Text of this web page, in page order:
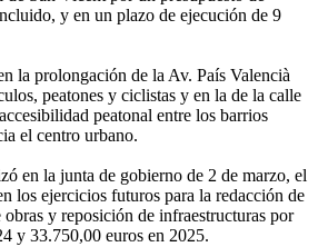
y en un plazo de ejecución de 9
la prolongación de la Av. País Valencià
peatones y ciclistas y en la de la calle
peatonal entre los barrios
el centro urbano.
en la junta de gobierno de 2 de marzo, el
los ejercicios futuros para la redacción de
y reposición de infraestructuras por
y 33.750,00 euros en 2025.